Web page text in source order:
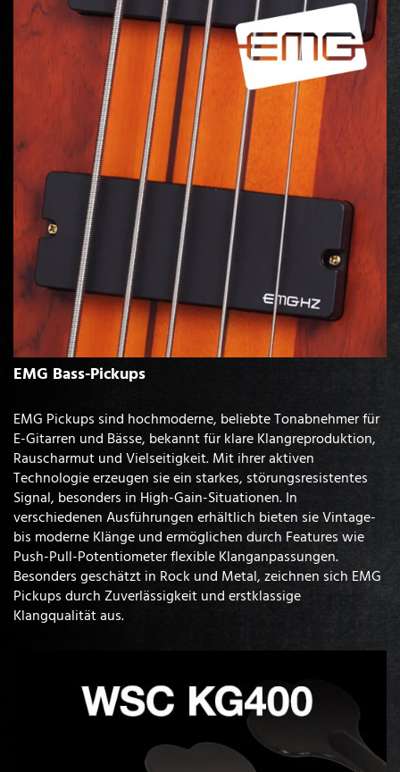
EMG Bass-Pickups
EMG Pickups sind hochmoderne, beliebte Tonabnehmer für
E-Gitarren und Bässe, bekannt für klare Klangreproduktion,
Rauscharmut und Vielseitigkeit. Mit ihrer aktiven
Technologie erzeugen sie ein starkes, störungsresistentes
Signal, besonders in High-Gain-Situationen. In
verschiedenen Ausführungen erhältlich bieten sie Vintage-
bis moderne Klänge und ermöglichen durch Features wie
Push-Pull-Potentiometer flexible Klanganpassungen.
Besonders geschätzt in Rock und Metal, zeichnen sich EMG
Pickups durch Zuverlässigkeit und erstklassige
Klangqualität aus.